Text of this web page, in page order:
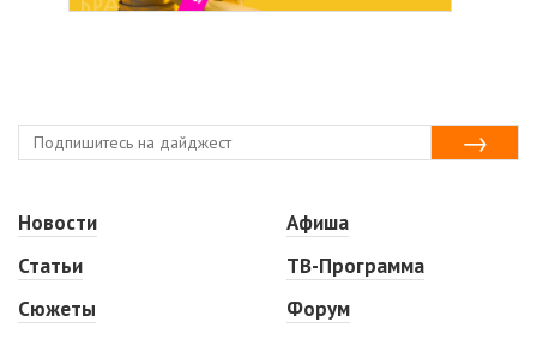
Новости
Статьи
Сюжеты
Афиша
ТВ-Программа
Форум